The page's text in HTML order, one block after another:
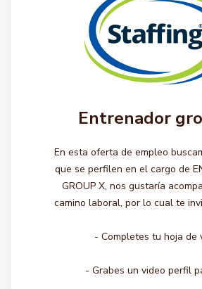
Entrenador
En esta oferta de empleo
que se perfilen en el cargo de
GROUP X, nos gustaría
camino laboral, por lo cual te
- Completes tu hoja de
- Grabes un video perfil